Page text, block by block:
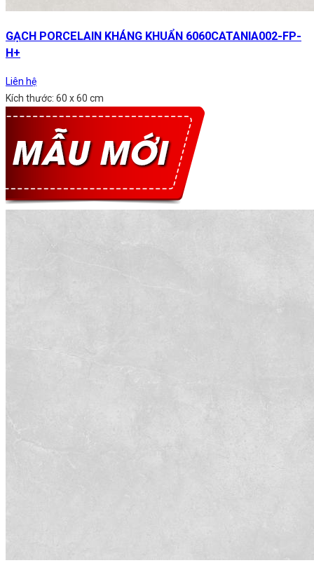
GẠCH PORCELAIN KHÁNG KHUẨN 6060CATANIA002-FP-
H+
Liên hệ
Kích thước: 60 x 60 cm